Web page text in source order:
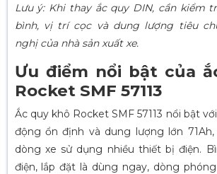
Lưu ý: Khi thay ắc quy DIN, cần kiểm
bình, vị trí cọc và dung lượng tiêu
nghị của nhà sản xuất xe.
Ưu điểm nổi bật của
Rocket SMF 57113
Ắc quy khô Rocket SMF 57113 nổi bật
động ổn định và dung lượng lớn
dòng xe sử dụng nhiều thiết bị điện.
điện, lắp đặt là dùng ngay, dòng